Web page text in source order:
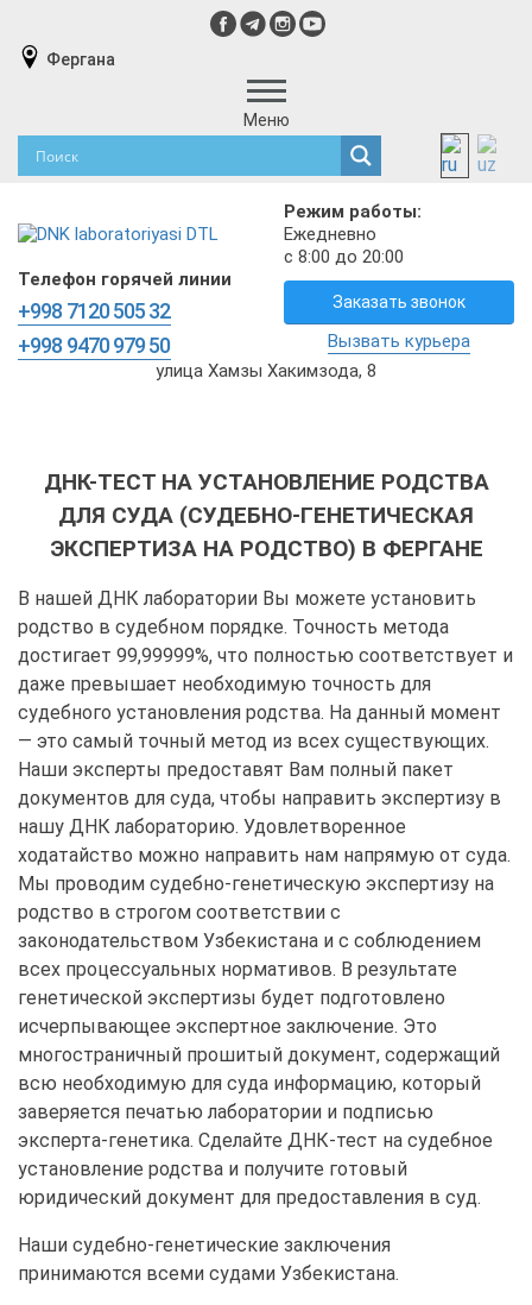
Фергана
Меню
Режим работы:
Ежедневно
с 8:00 до 20:00
Телефон горячей линии
+998 7120 505 32
+998 9470 979 50
Заказать звонок
Вызвать курьера
улица Хамзы Хакимзода, 8
ДНК-ТЕСТ НА УСТАНОВЛЕНИЕ РОДСТВА
ДЛЯ СУДА (СУДЕБНО-ГЕНЕТИЧЕСКАЯ
ЭКСПЕРТИЗА НА РОДСТВО) В ФЕРГАНЕ
В нашей ДНК лаборатории Вы можете установить
родство в судебном порядке. Точность метода
достигает 99,99999%, что полностью соответствует и
даже превышает необходимую точность для
судебного установления родства. На данный момент
— это самый точный метод из всех существующих.
Наши эксперты предоставят Вам полный пакет
документов для суда, чтобы направить экспертизу в
нашу ДНК лабораторию. Удовлетворенное
ходатайство можно направить нам напрямую от суда.
Мы проводим судебно-генетическую экспертизу на
родство в строгом соответствии с
законодательством Узбекистана и с соблюдением
всех процессуальных нормативов. В результате
генетической экспертизы будет подготовлено
исчерпывающее экспертное заключение. Это
многостраничный прошитый документ, содержащий
всю необходимую для суда информацию, который
заверяется печатью лаборатории и подписью
эксперта-генетика. Сделайте ДНК-тест на судебное
установление родства и получите готовый
юридический документ для предоставления в суд.
Наши судебно-генетические заключения
принимаются всеми судами Узбекистана.